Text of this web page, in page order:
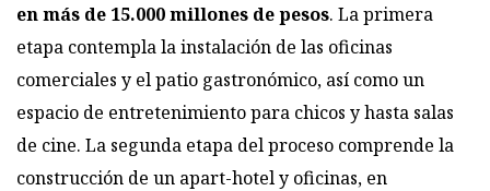
en más de 15.000 millones de pesos. La primera
etapa contempla la instalación de las oficinas
comerciales y el patio gastronómico, así como un
espacio de entretenimiento para chicos y hasta salas
de cine. La segunda etapa del proceso comprende la
construcción de un apart-hotel y oficinas, en